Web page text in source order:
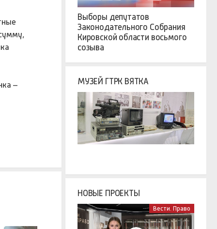
–
Выборы депутатов
Законодательного Собрания
Кировской области восьмого
созыва
МУЗЕЙ ГТРК ВЯТКА
НОВЫЕ ПРОЕКТЫ
Вести. Право